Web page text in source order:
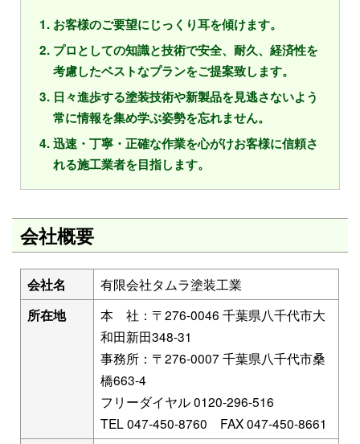
お客様のご要望にじっくり耳を傾けます。
プロとしての知識と技術で安全、耐久、経済性を
考慮したベストなプランをご提案致します。
日々進歩する塗装技術や新製品を見逃さないよう
常に情報を集め学ぶ姿勢を忘れません。
迅速・丁寧・正確な作業を心がけお客様に信頼さ
れる施工業者を目指します。
会社概要
会社名 有限会社タムラ塗装工業
所在地
本 社：〒276-0046 千葉県八千代市大
和田新田348-31
事務所：〒276-0007 千葉県八千代市桑
橋663-4
フリーダイヤル 0120-296-516
TEL 047-450-8760 FAX 047-450-8661